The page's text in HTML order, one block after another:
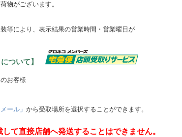
がございます。
等により、表示結果の営業時間・営業曜日が
について】
お客様
ール」 から受取場所を選択することができます。
て直接店舗へ発送することはできません。